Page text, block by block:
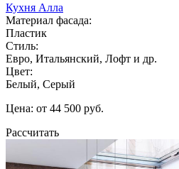
Кухня Алла
Материал фасада:
Пластик
Стиль:
Евро, Итальянский, Лофт и др.
Цвет:
Белый, Серый
Цена: от 44 500 руб.
Рассчитать